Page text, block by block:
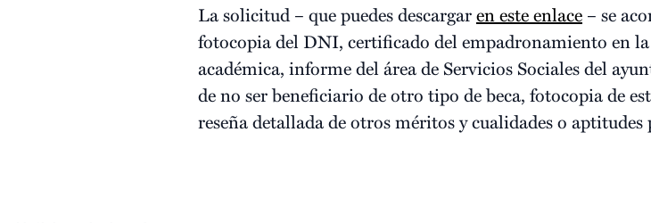
La solicitud – que puedes descargaren este enlace – se
fotocopia del DNI, certificado del empadronamiento en
académica, informe del área de Servicios Sociales del
de no ser beneficiario de otro tipo de beca, fotocopia de
reseña detallada de otros méritos y cualidades o aptitudes